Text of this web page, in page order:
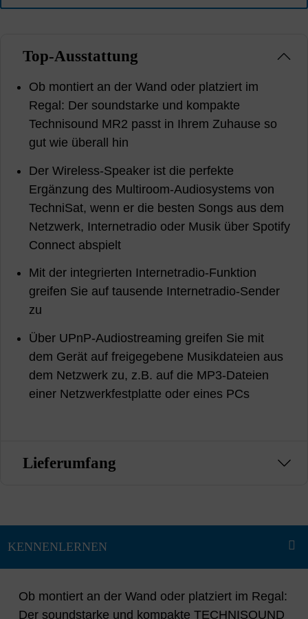
Top-Ausstattung
Ob montiert an der Wand oder platziert im
Regal: Der soundstarke und kompakte
Technisound MR2 passt in Ihrem Zuhause so
gut wie überall hin
Der Wireless-Speaker ist die perfekte
Ergänzung des Multiroom-Audiosystems von
TechniSat, wenn er die besten Songs aus dem
Netzwerk, Internetradio oder Musik über Spotify
Connect abspielt
Mit der integrierten Internetradio-Funktion
greifen Sie auf tausende Internetradio-Sender
zu
Über UPnP-Audiostreaming greifen Sie mit
dem Gerät auf freigegebene Musikdateien aus
dem Netzwerk zu, z.B. auf die MP3-Dateien
einer Netzwerkfestplatte oder eines PCs
Lieferumfang
Ob montiert an der Wand oder platziert im Regal:
Der soundstarke und kompakte TECHNISOUND